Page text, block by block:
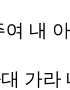
내
가